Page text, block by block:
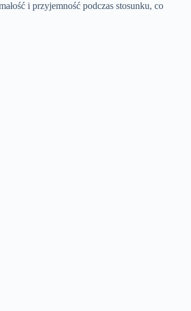
i przyjemność podczas stosunku, co